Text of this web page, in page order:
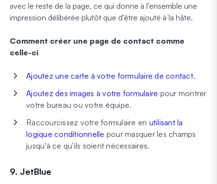
avec le reste de la page, ce qui donne à l'ensemble une
impression délibérée plutôt que d'être ajouté à la hâte.
Comment créer une page de contact comme
celle-ci
Ajoutez une carte à votre formulaire de contact.
Ajoutez des images à votre formulaire pour montrer
votre bureau ou votre équipe.
Raccourcissez votre formulaire en utilisant la
logique conditionnelle pour masquer les champs
jusqu'à ce qu'ils soient nécessaires.
9. JetBlue